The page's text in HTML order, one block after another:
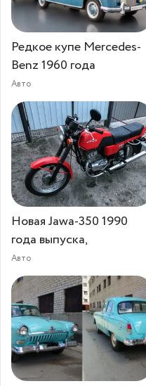
Редкое купе Mercedes-
Benz 1960 года
Авто
Новая Jawa-350 1990
года выпуска,
Авто